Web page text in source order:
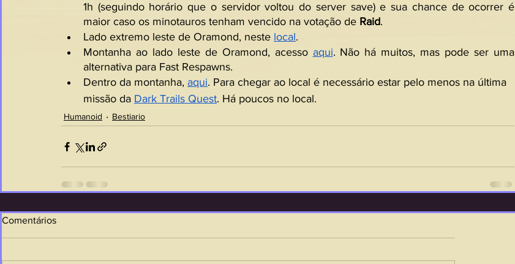
1h (seguindo horário que o servidor voltou do server save) e sua chance de ocorrer é
maior caso os minotauros tenham vencido na votação de Raid.
Lado extremo leste de Oramond, neste local.
Montanha ao lado leste de Oramond, acesso aqui. Não há muitos, mas pode ser uma
alternativa para Fast Respawns.
Dentro da montanha, aqui. Para chegar ao local é necessário estar pelo menos na última
missão da Dark Trails Quest. Há poucos no local.
Humanoid Bestiario
Comentários